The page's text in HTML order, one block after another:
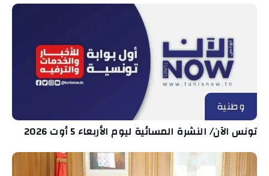
وطنية
تونس الآن/ النشرة المسائية ليوم الأربعاء 5 أوت 2026